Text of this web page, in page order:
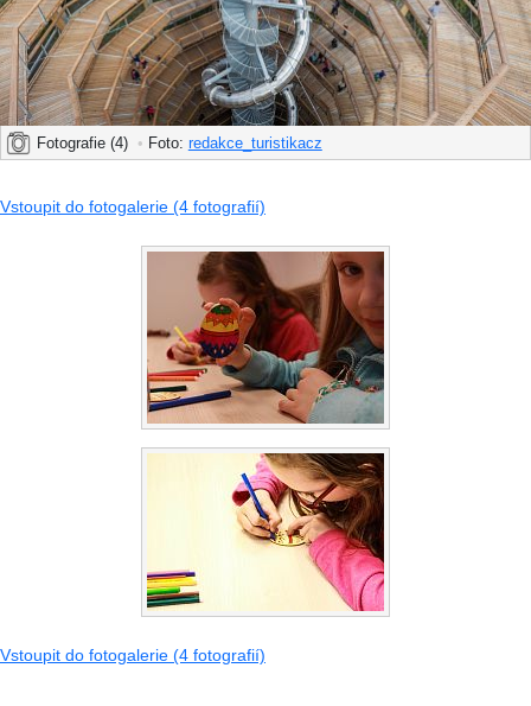
Fotografie (4) • Foto: redakce_turistikacz
Vstoupit do fotogalerie (4 fotografií)
Vstoupit do fotogalerie (4 fotografií)